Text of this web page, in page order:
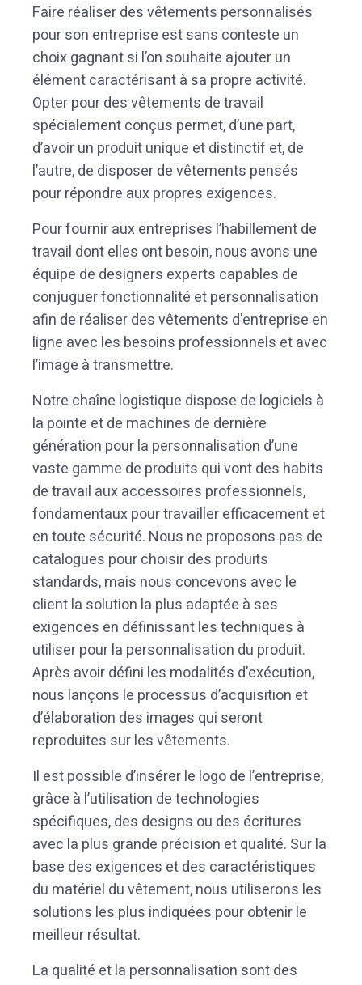
Faire réaliser des vêtements personnalisés
pour son entreprise est sans conteste un
choix gagnant si l’on souhaite ajouter un
élément caractérisant à sa propre activité.
Opter pour des vêtements de travail
spécialement conçus permet, d’une part,
d’avoir un produit unique et distinctif et, de
l’autre, de disposer de vêtements pensés
pour répondre aux propres exigences.
Pour fournir aux entreprises l’habillement de
travail dont elles ont besoin, nous avons une
équipe de designers experts capables de
conjuguer fonctionnalité et personnalisation
afin de réaliser des vêtements d’entreprise en
ligne avec les besoins professionnels et avec
l’image à transmettre.
Notre chaîne logistique dispose de logiciels à
la pointe et de machines de dernière
génération pour la personnalisation d’une
vaste gamme de produits qui vont des habits
de travail aux accessoires professionnels,
fondamentaux pour travailler efficacement et
en toute sécurité. Nous ne proposons pas de
catalogues pour choisir des produits
standards, mais nous concevons avec le
client la solution la plus adaptée à ses
exigences en définissant les techniques à
utiliser pour la personnalisation du produit.
Après avoir défini les modalités d’exécution,
nous lançons le processus d’acquisition et
d’élaboration des images qui seront
reproduites sur les vêtements.
Il est possible d’insérer le logo de l’entreprise,
grâce à l’utilisation de technologies
spécifiques, des designs ou des écritures
avec la plus grande précision et qualité. Sur la
base des exigences et des caractéristiques
du matériel du vêtement, nous utiliserons les
solutions les plus indiquées pour obtenir le
meilleur résultat.
La qualité et la personnalisation sont des